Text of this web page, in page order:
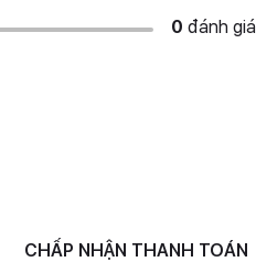
0 đánh giá
CHẤP NHẬN THANH TOÁN